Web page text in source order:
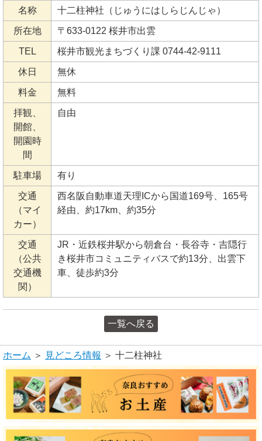
名称 十二柱神社（じゅうにはしらじんじゃ）
所在地 〒633-0122 桜井市出雲
TEL 桜井市観光まちづくり課 0744-42-9111
休日 無休
料金 無料
拝観、
開館、
開園時
間
自由
駐車場 有り
交通
（マイ
カー）
西名阪自動車道天理ICから国道169号、165号
経由、約17km、約35分
交通
（公共
交通機
関）
JR・近鉄桜井駅から朝倉台・長谷寺・吉隠行
き桜井市コミュニティバスで約13分、出雲下
車、徒歩約3分
一覧へ戻る
ホーム ＞ 見どころ情報 ＞ 十二柱神社